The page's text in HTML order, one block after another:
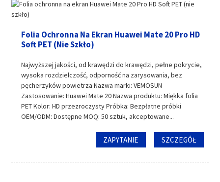
Folia Ochronna Na Ekran Huawei Mate 20 Pro HD
Soft PET (nie Szkło)
Najwyższej jakości, od krawędzi do krawędzi, pełne pokrycie,
wysoka rozdzielczość, odporność na zarysowania, bez
pęcherzyków powietrza Nazwa marki: VEMOSUN
Zastosowanie: Huawei Mate 20 Nazwa produktu: Miękka folia
PET Kolor: HD przezroczysty Próbka: Bezpłatne próbki
OEM/ODM: Dostępne MOQ: 50 sztuk, akceptowane...
ZAPYTANIE SZCZEGÓŁ